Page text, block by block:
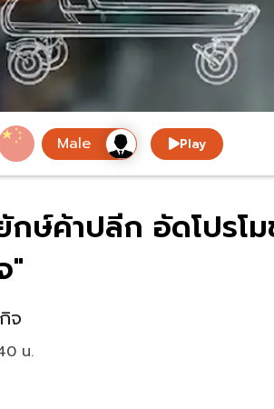
Play
ษ์ค้าปลีก อัดโปรโ
"
จ
น.